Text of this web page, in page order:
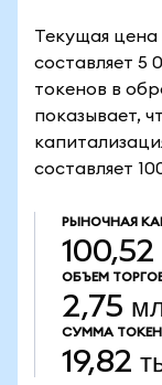
Текущая цена
составляет 5
токенов в
показывает,
составляет
РЫНОЧНАЯ
100,52
ОБЪЕМ
2,75
СУММА
19,82